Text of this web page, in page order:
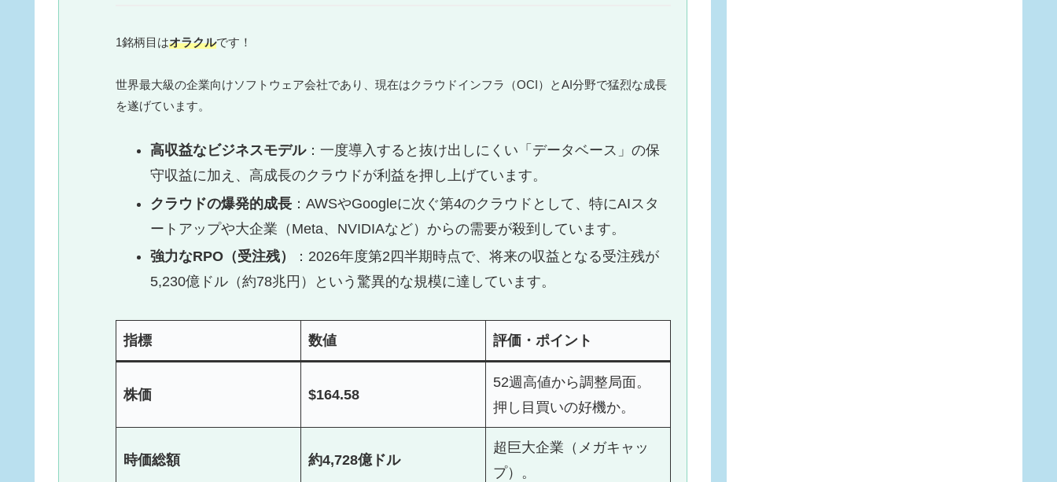
1銘柄目はオラクルです！
世界最大級の企業向けソフトウェア会社であり、現在はクラウドインフラ（OCI）とAI分野で猛烈な成長
を遂げています。
高収益なビジネスモデル：一度導入すると抜け出しにくい「データベース」の保
守収益に加え、高成長のクラウドが利益を押し上げています。
クラウドの爆発的成長：AWSやGoogleに次ぐ第4のクラウドとして、特にAIスタ
ートアップや大企業（Meta、NVIDIAなど）からの需要が殺到しています。
強力なRPO（受注残）
：2026年度第2四半期時点で、将来の収益となる受注残が
5,230億ドル（約78兆円）という驚異的な規模に達しています。
指標 数値 評価・ポイント
株価 $164.58
52週高値から調整局面。
押し目買いの好機か。
時価総額 約4,728億ドル
超巨大企業（メガキャッ
プ）。